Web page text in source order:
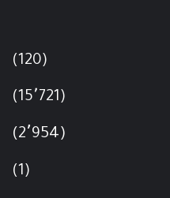
(120)
(15٬721)
(2٬954)
(1)